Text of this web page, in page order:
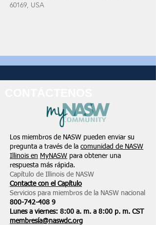
60169, USA
Los miembros de NASW pueden enviar su
pregunta a través de la comunidad de NASW
Illinois en MyNASW para obtener una
respuesta más rápida.
Capítulo de Illinois de NASW
Contacte con el Capítulo
Servicios para miembros de la NASW nacional
800-742-408 9
Lunes a viernes: 8:00 a. m. a 8:00 p. m. CST
membresía@naswdc.org